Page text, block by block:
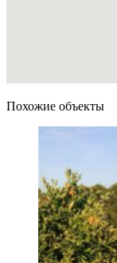
Похожие объекты